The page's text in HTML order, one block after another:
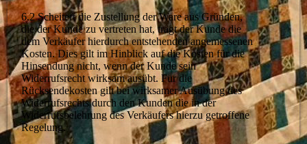
6.2 Scheitert die Zustellung der Ware aus Gründen,
die der Kunde zu vertreten hat, trägt der Kunde die
dem Verkäufer hierdurch entstehenden angemessenen
Kosten. Dies gilt im Hinblick auf die Kosten für die
Hinsendung nicht, wenn der Kunde sein
Widerrufsrecht wirksam ausübt. Für die
Rücksendekosten gilt bei wirksamer Ausübung des
Widerrufsrechts durch den Kunden die in der
Widerrufsbelehrung des Verkäufers hierzu getroffene
Regelung.